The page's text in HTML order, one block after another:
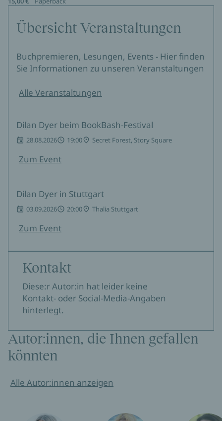
Übersicht Veranstaltungen
Buchpremieren, Lesungen, Events - Hier finden
Sie Informationen zu unseren Veranstaltungen
Alle Veranstaltungen
Dilan Dyer beim BookBash-Festival
28.08.2026 19:00 Secret Forest, Story Square
Zum Event
Dilan Dyer in Stuttgart
03.09.2026 20:00 Thalia Stuttgart
Zum Event
Kontakt
Diese:r Autor:in hat leider keine
Kontakt- oder Social-Media-Angaben
hinterlegt.
Autor:innen, die Ihnen gefallen
könnten
Alle Autor:innen anzeigen